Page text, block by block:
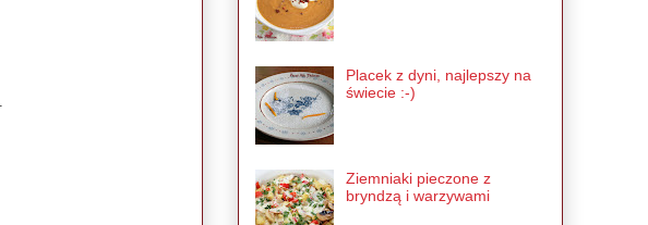
Placek z dyni, najlepszy na
świecie :-)
Ziemniaki pieczone z
bryndzą i warzywami